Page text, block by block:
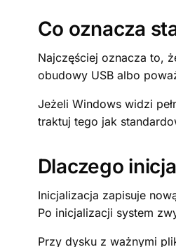
Co oznacza
Najczęściej oznacza to,
obudowy USB albo
Jeżeli Windows widzi
traktuj tego jak
Dlaczego
Inicjalizacja zapisuje
Po inicjalizacji system
Przy dysku z ważnymi